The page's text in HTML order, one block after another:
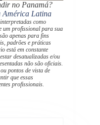
no Panamá?
América Latina
como
um profissional para sua
apenas para fins
padrões e práticas
está em constante
desatualizadas e/ou
não são oficiais.
pontos de vista de
que essas
profissionais.